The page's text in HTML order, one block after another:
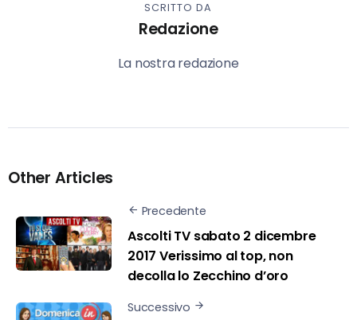
SCRITTO DA
Redazione
La nostra redazione
Other Articles
Precedente
Ascolti TV sabato 2 dicembre
2017 Verissimo al top, non
decolla lo Zecchino d’oro
Successivo